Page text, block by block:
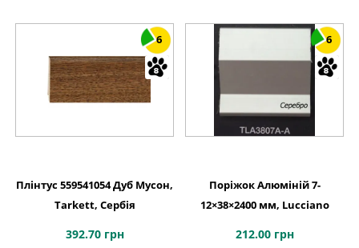
6
Плінтус 559541054 Дуб Мусон,
Tarkett, Сербія
392.70 грн
6
Поріжок Алюміній 7-
12×38×2400 мм, Lucciano
212.00 грн